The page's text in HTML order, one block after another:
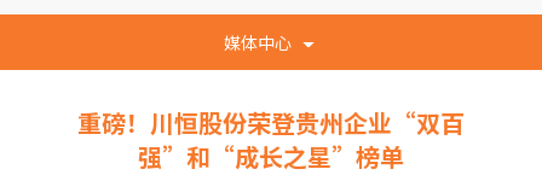
媒体中心
重磅！川恒股份荣登贵州企业“双百
强”和“成长之星”榜单